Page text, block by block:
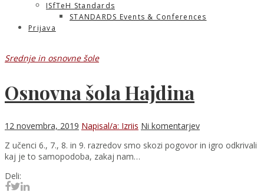
ISfTeH Standards
STANDARDS Events & Conferences
Prijava
Srednje in osnovne šole
Osnovna šola Hajdina
12 novembra, 2019 Napisal/a: Izriis Ni komentarjev
Z učenci 6., 7., 8. in 9. razredov smo skozi pogovor in igro odkrivali
kaj je to samopodoba, zakaj nam…
Deli: